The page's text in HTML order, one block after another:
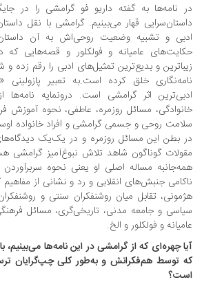
نامه‌ها به گفته داریو فو گرامشی را در جایگاه
قهار می‌بینیم. گرامشی با نقل
و تشبیه وضعیت روحی‌اش به آن داستان‌ها، با
عامیانه و فولکلور و قصه‌هایی که در
و بدیع‌ترین تمثیل‌های ادبی را رقم زده و
خلق کرده است.به تعبیر پازولینی
اثر گرامشی است. درونمایه نامه‌ها از
مسائل روزمره، عاطفی، نحوه آموزش
روحی و جسمی گرامشی و افراد خانواده اوست و
بطن این مسائل روزمره و در یک‌یک دیدگاه‌های
گوناگون شاهد تلاش نبوغ‌آمیز گرامشی هستیم
مساله اصلی او یعنی نحوه سربرآوردن
جنبش‌های انقلابی و رد و نشانی از مفاهیم
تقابل میان روشنفکران سنتی و روشنفکران
و جامعه مدنی، تاریخی‌گری، مسائل فرهنگی و
و فولکلور و الخ.
چهره‌ای که از گرامشی در این نامه‌ها می‌بینیم، با
توسط هم‌فکرانش و به‌طور کلی چپ‌گرایان ترسیم